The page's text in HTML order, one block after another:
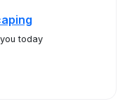
today